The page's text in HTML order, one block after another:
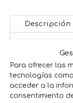
Para ofrecer las
tecnologías
acceder a la
consentimiento
Descripción
La
Pinta Pinta
Pueden
como
muchas